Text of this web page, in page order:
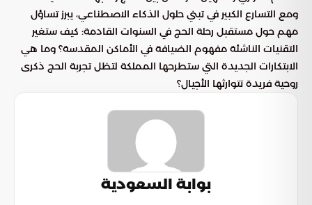
ومع التسارع الكبير في تبني حلول الذكاء الاصطناعي، يبرز تساؤل
مهم حول مستقبل رحلة الحج في السنوات القادمة: كيف ستغير
التقنيات الناشئة مفهوم الضيافة في الأماكن المقدسة؟ وما هي
الابتكارات الجديدة التي ستطرحها المملكة لتظل تجربة الحج ذكرى
روحية فريدة تتوارثها الأجيال؟
بوابة السعودية